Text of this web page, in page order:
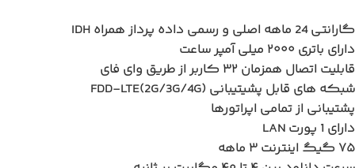
گارانتی 24 ماهه اصلی و رسمی داده پرداز همراه IDH
دارای باتری ۲۰۰۰ میلی آمپر ساعت
قابلیت اتصال همزمان ۳۲ کاربر از طریق وای فای
شبکه های قابل پشیتیبانی FDD-LTE(2G/3G/4G)
پشتیبانی از تمامی اپراتورها
دارای 1 پورت LAN
۷۵ گیگ اینترنت ۳ ماهه